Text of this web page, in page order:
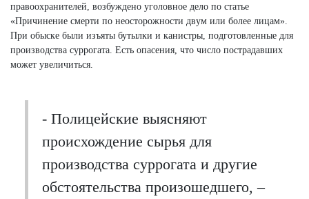
правоохранителей, возбуждено уголовное дело по статье
«Причинение смерти по неосторожности двум или более лицам».
При обыске были изъяты бутылки и канистры, подготовленные для
производства суррогата. Есть опасения, что число пострадавших
может увеличиться.
- Полицейские выясняют
происхождение сырья для
производства суррогата и другие
обстоятельства произошедшего, –